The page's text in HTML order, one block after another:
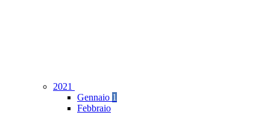
2021
Gennaio 1
Febbraio